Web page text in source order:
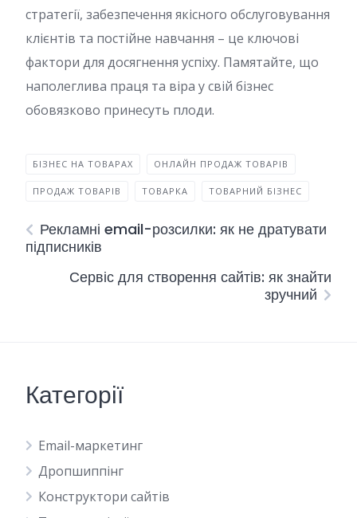
стратегії, забезпечення якісного обслуговування
клієнтів та постійне навчання – це ключові
фактори для досягнення успіху. Памятайте, що
наполеглива праця та віра у свій бізнес
обовязково принесуть плоди.
БІЗНЕС НА ТОВАРАХ ОНЛАЙН ПРОДАЖ ТОВАРІВ
ПРОДАЖ ТОВАРІВ ТОВАРКА ТОВАРНИЙ БІЗНЕС
Рекламні email-розсилки: як не дратувати
підписників
Сервіс для створення сайтів: як знайти
зручний
Категорії
Email-маркетинг
Дропшиппінг
Конструктори сайтів